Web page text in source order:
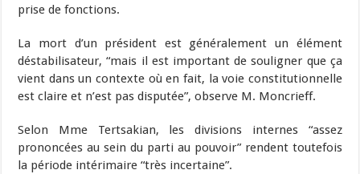
prise de fonctions.
La mort d’un président est généralement un élément
déstabilisateur, “mais il est important de souligner que ça
vient dans un contexte où en fait, la voie constitutionnelle
est claire et n’est pas disputée”, observe M. Moncrieff.
Selon Mme Tertsakian, les divisions internes “assez
prononcées au sein du parti au pouvoir” rendent toutefois
la période intérimaire “très incertaine”.